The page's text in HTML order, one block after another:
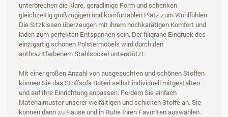
unterbrechen die klare, geradlinige Form und schenken
gleichzeitig großzügigen und komfortablen Platz zum Wohlfühlen.
Die Sitzkissen überzeugen mit ihrem hochkarätigen Komfort und
laden zum perfekten Entspannen sein. Der filigrane Eindruck des
einzigartig schönen Polstermöbels wird durch den
anthrazitfarbenem Stahlsockel unterstützt.
Mit einer großen Anzahl von ausgesuchten und schönen Stoffen
können Sie das Stoffsofa Boteri selbst individuell mitgestalten
und auf Ihre Einrichtung anpassen. Fordern Sie einfach
Materialmuster unserer vielfältigen und schicken Stoffe an. Sie
können dann zu Hause und in Ruhe Ihren Favoriten auswählen.